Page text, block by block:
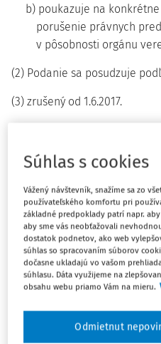
b) poukazuje na
porušenie právnych
v pôsobnosti orgánu
(2) Podanie sa posudzuje
(3) zrušený od 1.6.2017.
a) má charakter dopytu,
podnetu alebo návrhu,
b) poukazuje na
verejnej správy, ktorých
je upravené osobitným
c) je sťažnosťou podľa
vydanému v konaní
Súhlas s cookies
Vážený návštevník, snažíme sa zo
používateľského komfortu pri
základné predpoklady patrí napr.
aby sme vás neobťažovali
dostatok podnetov, ako web
súhlas so spracovaním súborov
dočasne ukladajú vo vašom
súhlasu. Dáta využijeme na
obsahu webu priamo Vám na mieru.
Odmietnut